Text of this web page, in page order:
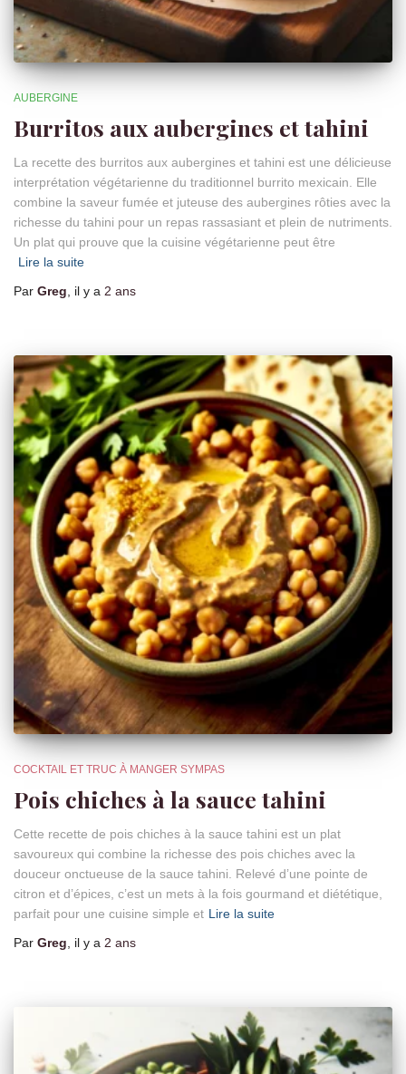
AUBERGINE
Burritos aux aubergines et tahini
La recette des burritos aux aubergines et tahini est une délicieuse
interprétation végétarienne du traditionnel burrito mexicain. Elle
combine la saveur fumée et juteuse des aubergines rôties avec la
richesse du tahini pour un repas rassasiant et plein de nutriments.
Un plat qui prouve que la cuisine végétarienne peut être
Lire la suite
Par Greg, il y a 2 ans
COCKTAIL ET TRUC À MANGER SYMPAS
Pois chiches à la sauce tahini
Cette recette de pois chiches à la sauce tahini est un plat
savoureux qui combine la richesse des pois chiches avec la
douceur onctueuse de la sauce tahini. Relevé d’une pointe de
citron et d’épices, c’est un mets à la fois gourmand et diététique,
parfait pour une cuisine simple et Lire la suite
Par Greg, il y a 2 ans